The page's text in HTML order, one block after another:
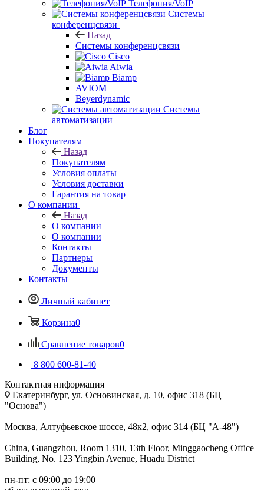
Телефония/VoIP
Системы
конференцсвязи
Назад
Системы конференцсвязи
Cisco
Aiwia
Biamp
AVIOM
Beyerdynamic
Системы
автоматизации
Блог
Покупателям
Назад
Покупателям
Условия оплаты
Условия доставки
Гарантия на товар
О компании
Назад
О компании
О компании
Контакты
Партнеры
Документы
Контакты
Личный кабинет
Корзина0
Сравнение товаров0
8 800 600-81-40
Контактная информация
Екатеринбург, ул. Основинская, д. 10, офис 318 (БЦ
"Основа")
Москва, Алтуфьевское шоссе, 48к2, офис 314 (БЦ "А-48")
China, Guangzhou, Room 1310, 13th Floor, Minggaocheng Office
Building, No. 123 Yingbin Avenue, Huadu District
пн-пт: с 09:00 до 19:00